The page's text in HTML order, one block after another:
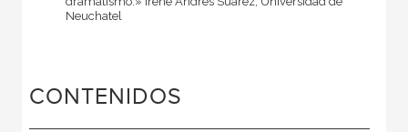
Neuchatel
CONTENIDOS